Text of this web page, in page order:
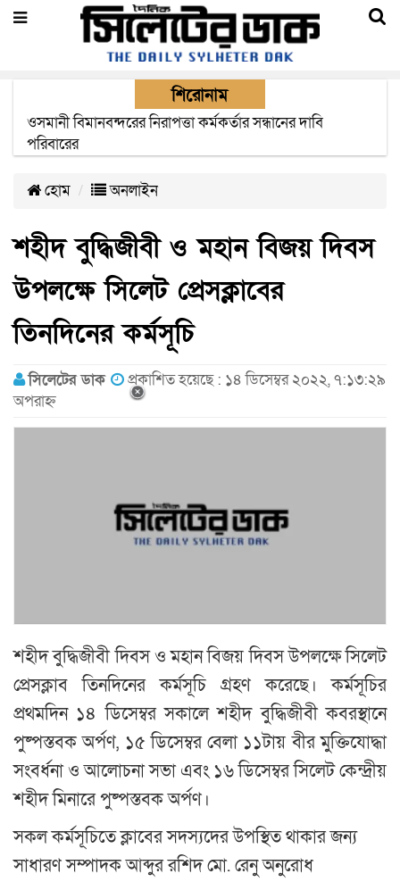
শিরোনাম
ওসমানী বিমানবন্দরের নিরাপত্তা কর্মকর্তার সন্ধানের দাবি
পরিবারের
হোম অনলাইন
শহীদ বুদ্ধিজীবী ও মহান বিজয় দিবস
উপলক্ষে সিলেট প্রেসক্লাবের
তিনদিনের কর্মসূচি
সিলেটের ডাক
প্রকাশিত হয়েছে : ১৪ ডিসেম্বর ২০২২, ৭:১৩:২৯
অপরাহ্ন
শহীদ বুদ্ধিজীবী দিবস ও মহান বিজয় দিবস উপলক্ষে সিলেট
প্রেসক্লাব তিনদিনের কর্মসূচি গ্রহণ করেছে। কর্মসূচির
প্রথমদিন ১৪ ডিসেম্বর সকালে শহীদ বুদ্ধিজীবী কবরস্থানে
পুষ্পস্তবক অর্পণ, ১৫ ডিসেম্বর বেলা ১১টায় বীর মুক্তিযোদ্ধা
সংবর্ধনা ও আলোচনা সভা এবং ১৬ ডিসেম্বর সিলেট কেন্দ্রীয়
শহীদ মিনারে পুষ্পস্তবক অর্পণ।
সকল কর্মসূচিতে ক্লাবের সদস্যদের উপস্থিত থাকার জন্য
সাধারণ সম্পাদক আব্দুর রশিদ মো. রেনু অনুরোধ